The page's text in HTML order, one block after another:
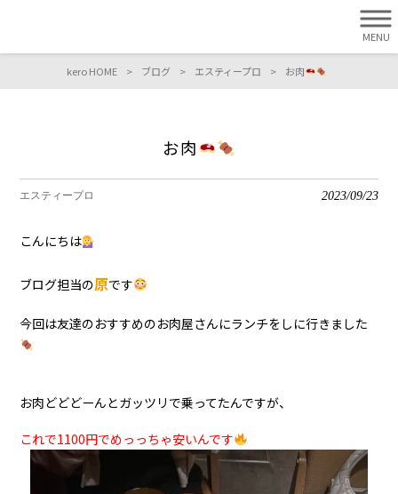
MENU
kero HOME > ブログ > エスティープロ > お肉‎
お肉‎
エスティープロ 2023/09/23
こんにちは
ブログ担当の原です
今回は友達のおすすめのお肉屋さんにランチをしに行きました
お肉どどどーんとガッツリで乗ってたんですが、
これで1100円でめっっちゃ安いんです